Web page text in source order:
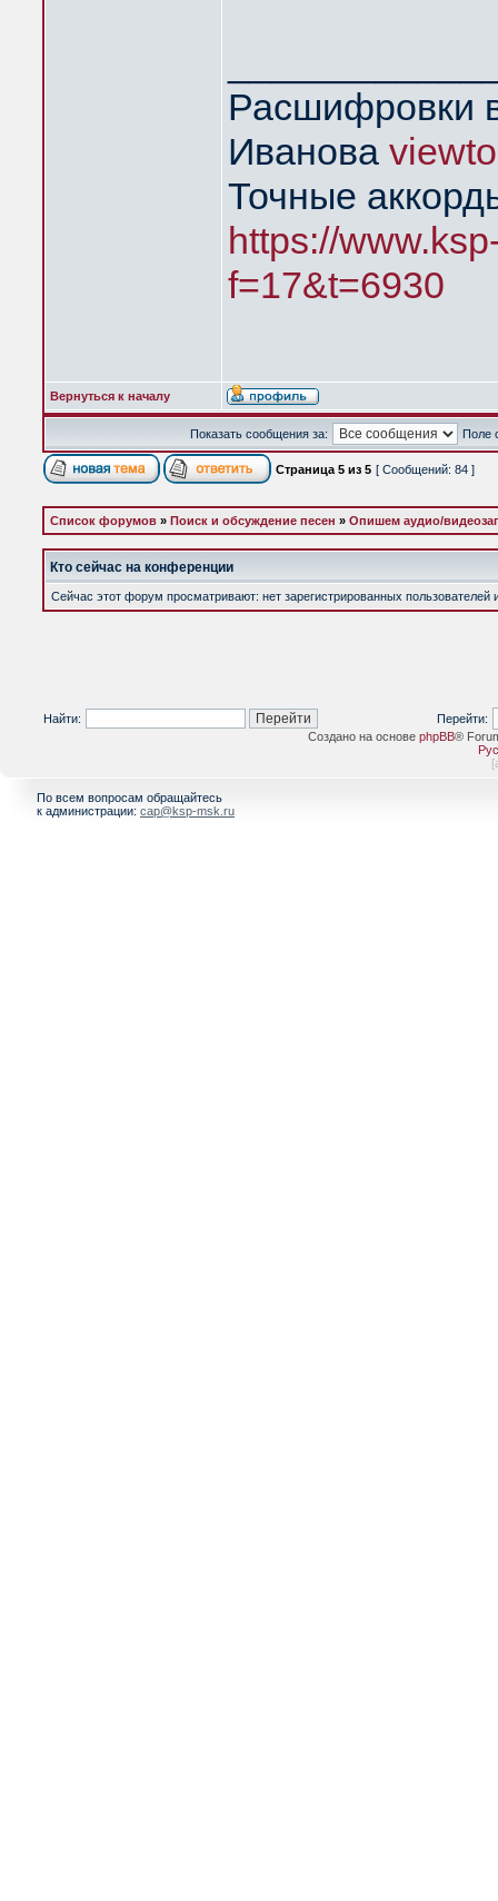
Расшифровки
Иванова
Точные
https://
f=17&t=6930
Вернуться к началу
Показать сообщения за: Поле
Страница 5 из 5 [ Сообщений: 84 ]
Список форумов » Поиск и обсуждение песен » Опишем аудио/
Кто сейчас на конференции
Сейчас этот форум просматривают: нет зарегистрированных пользователей
Найти:
Перейти:
Создано на основе phpBB®
[
По всем вопросам обращайтесь
к администрации: cap@ksp-msk.ru